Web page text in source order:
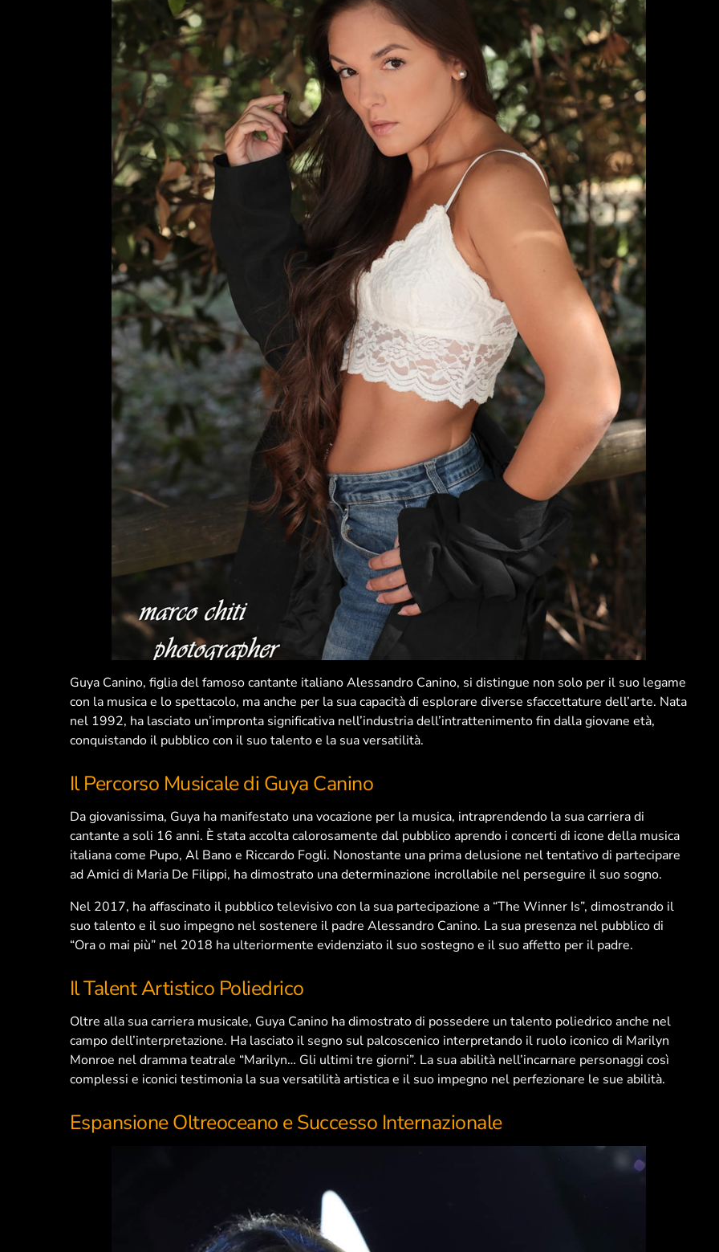
Guya Canino, figlia del famoso cantante italiano Alessandro Canino, si distingue non solo per il suo legame
con la musica e lo spettacolo, ma anche per la sua capacità di esplorare diverse sfaccettature dell’arte. Nata
nel 1992, ha lasciato un’impronta significativa nell’industria dell’intrattenimento fin dalla giovane età,
conquistando il pubblico con il suo talento e la sua versatilità.
Il Percorso Musicale di Guya Canino
Da giovanissima, Guya ha manifestato una vocazione per la musica, intraprendendo la sua carriera di
cantante a soli 16 anni. È stata accolta calorosamente dal pubblico aprendo i concerti di icone della musica
italiana come Pupo, Al Bano e Riccardo Fogli. Nonostante una prima delusione nel tentativo di partecipare
ad Amici di Maria De Filippi, ha dimostrato una determinazione incrollabile nel perseguire il suo sogno.
Nel 2017, ha affascinato il pubblico televisivo con la sua partecipazione a “The Winner Is”, dimostrando il
suo talento e il suo impegno nel sostenere il padre Alessandro Canino. La sua presenza nel pubblico di
“Ora o mai più” nel 2018 ha ulteriormente evidenziato il suo sostegno e il suo affetto per il padre.
Il Talent Artistico Poliedrico
Oltre alla sua carriera musicale, Guya Canino ha dimostrato di possedere un talento poliedrico anche nel
campo dell’interpretazione. Ha lasciato il segno sul palcoscenico interpretando il ruolo iconico di Marilyn
Monroe nel dramma teatrale “Marilyn… Gli ultimi tre giorni”. La sua abilità nell’incarnare personaggi così
complessi e iconici testimonia la sua versatilità artistica e il suo impegno nel perfezionare le sue abilità.
Espansione Oltreoceano e Successo Internazionale